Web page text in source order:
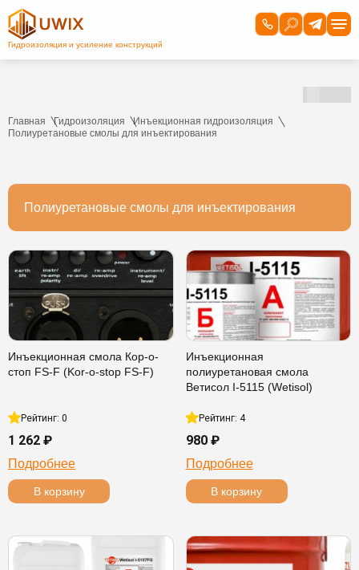
Главная Гидроизоляция
Инъекционная гидроизоляция
Полиуретановые смолы для инъектирования
Полиуретановые смолы для инъектирования
Инъекционная смола Кор-о-
стоп FS-F (Kor-o-stop FS-F)
Рейтинг: 0
1 262 ₽
Подробнее
В корзину
Инъекционная
полиуретановая смола
Ветисол I-5115 (Wetisol)
Рейтинг: 4
980 ₽
Подробнее
В корзину